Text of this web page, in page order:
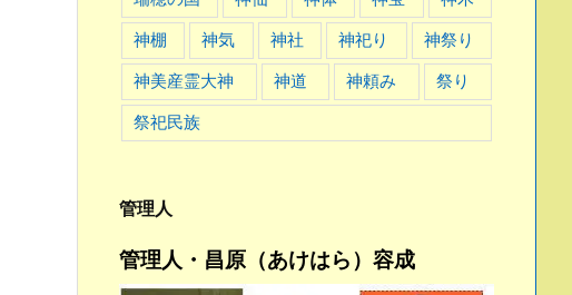
神棚 神気 神社 神祀り 神祭り
神美産霊大神 神道 神頼み 祭り
祭祀民族
管理人
管理人・昌原（あけはら）容成